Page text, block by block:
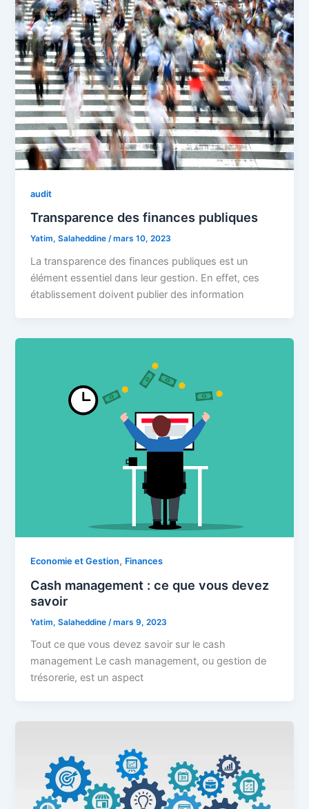
audit
Transparence des finances publiques
Yatim, Salaheddine/mars 10, 2023
La transparence des finances publiques est un
élément essentiel dans leur gestion. En effet, ces
établissement doivent publier des information
Economie et Gestion, Finances
Cash management : ce que vous devez
savoir
Yatim, Salaheddine /mars 9, 2023
Tout ce que vous devez savoir sur le cash
management Le cash management, ou gestion de
trésorerie, est un aspect